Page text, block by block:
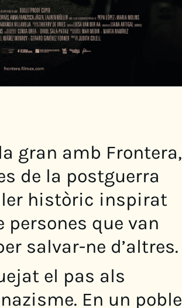
gran amb Frontera,
de la postguerra
històric inspirat
persones que van
salvar-ne d’altres.
el pas als
En un poble